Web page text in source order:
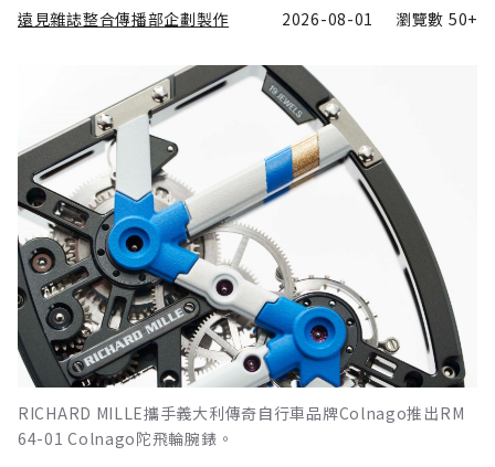
遠見雜誌整合傳播部企劃製作 2026-08-01 瀏覽數 50+
RICHARD MILLE攜手義大利傳奇自行車品牌Colnago推出RM
64-01 Colnago陀飛輪腕錶。